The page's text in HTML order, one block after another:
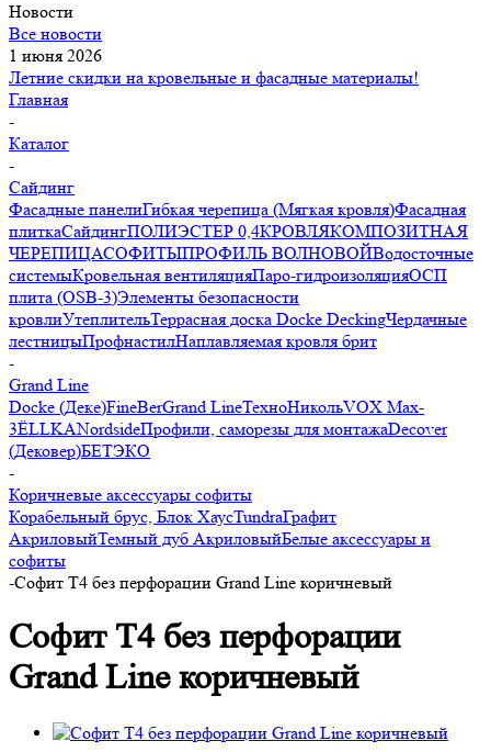
Новости
Все новости
1 июня 2026
Летние скидки на кровельные и фасадные материалы!
Главная
-
Каталог
-
Сайдинг
Фасадные панелиГибкая черепица (Мягкая кровля)Фасадная
плиткаСайдингПОЛИЭСТЕР 0,4КРОВЛЯКОМПОЗИТНАЯ
ЧЕРЕПИЦАСОФИТЫПРОФИЛЬ ВОЛНОВОЙВодосточные
системыКровельная вентиляцияПаро-гидроизоляцияОСП
плита (OSB-3)Элементы безопасности
кровлиУтеплительТеррасная доска Docke DeckingЧердачные
лестницыПрофнастилНаплавляемая кровля брит
-
Grand Line
Docke (Деке)FineBerGrand LineТехноНикольVOX Max-
3ЁLLKANordsideПрофили, саморезы для монтажаDecover
(Дековер)БЕТЭКО
-
Коричневые аксессуары софиты
Корабельный брус, Блок ХаусTundraГрафит
АкриловыйТемный дуб АкриловыйБелые аксессуары и
софиты
-Софит Т4 без перфорации Grand Line коричневый
Софит Т4 без перфорации
Grand Line коричневый